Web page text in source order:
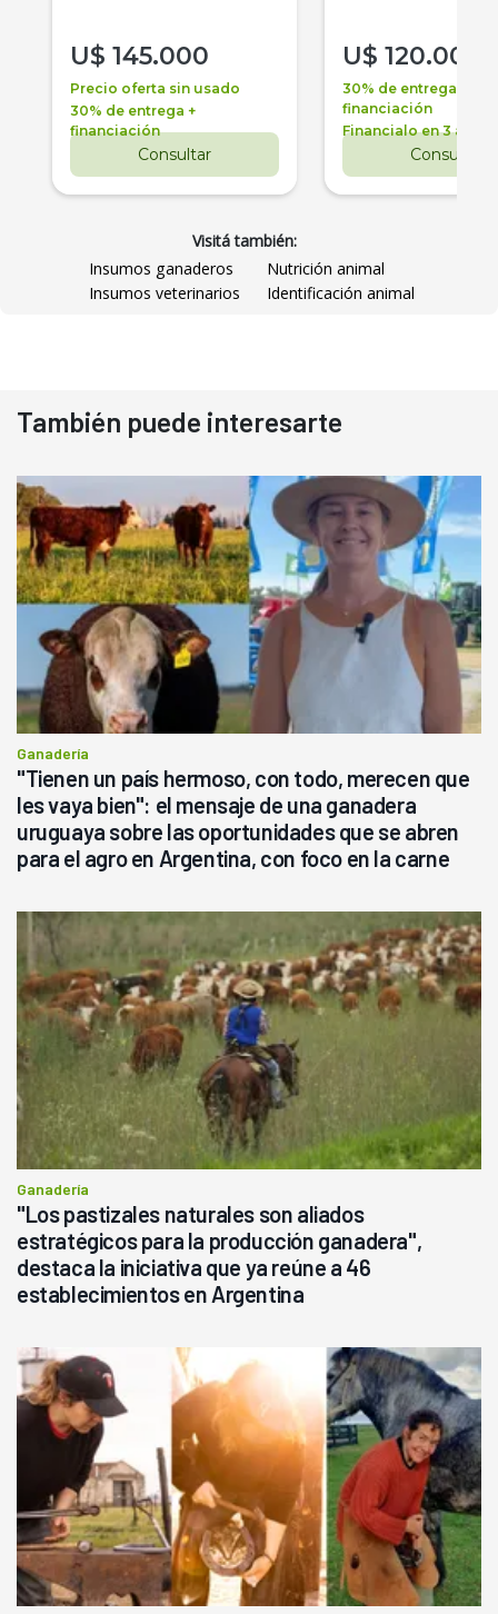
U$ 145.000
Precio oferta sin usado
30% de entrega +
financiación
Consultar
U$ 120.000
30% de entrega +
financiación
Financialo en 3 años
Consultar
Visitá también:
Insumos ganaderos
Nutrición animal
Insumos veterinarios
Identificación animal
También puede interesarte
Ganadería
"Tienen un país hermoso, con todo, merecen que
les vaya bien": el mensaje de una ganadera
uruguaya sobre las oportunidades que se abren
para el agro en Argentina, con foco en la carne
Ganadería
"Los pastizales naturales son aliados
estratégicos para la producción ganadera",
destaca la iniciativa que ya reúne a 46
establecimientos en Argentina